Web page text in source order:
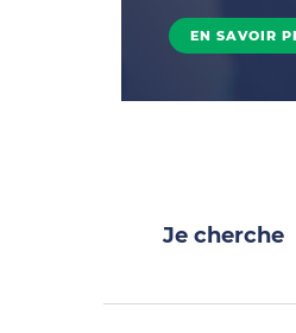
EN SAVOIR
Je cherche